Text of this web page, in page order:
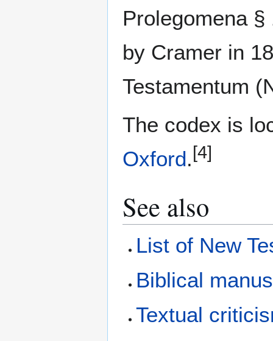
Prolegomena
by Cramer in
Testamentum
The codex is
Oxford. [4]
See also
List of New
Biblical
Textual